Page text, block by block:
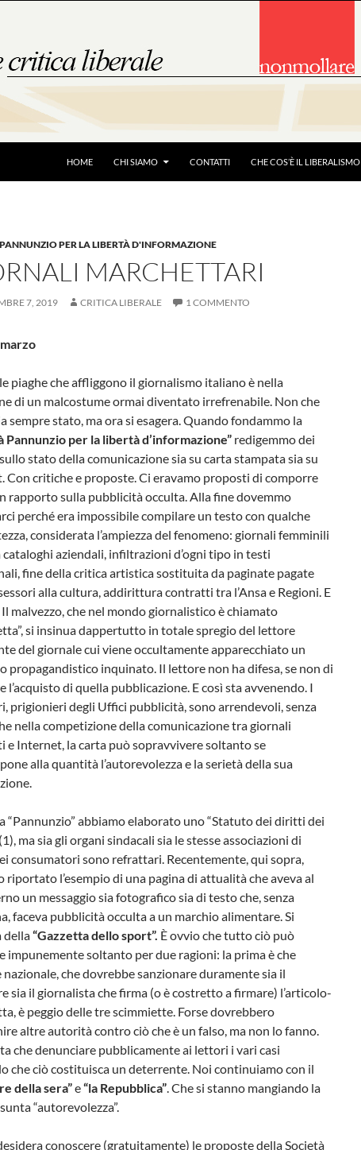
HOME CHI SIAMO CONTATTI CHE COS’È IL LIBERALISMO
PER LA LIBERTÀ D'INFORMAZIONE
MARCHETTARI
7, 2019 CRITICA LIBERALE 1 COMMENTO
piaghe che affliggono il giornalismo italiano è nella
di un malcostume ormai diventato irrefrenabile. Non che
sempre stato, ma ora si esagera. Quando fondammo la
Pannunzio per la libertà d’informazione” redigemmo dei
stato della comunicazione sia su carta stampata sia su
Con critiche e proposte. Ci eravamo proposti di comporre
rapporto sulla pubblicità occulta. Alla fine dovemmo
perché era impossibile compilare un testo con qualche
considerata l’ampiezza del fenomeno: giornali femminili
aziendali, infiltrazioni d’ogni tipo in testi
fine della critica artistica sostituita da paginate pagate
alla cultura, addirittura contratti tra l’Ansa e Regioni. E
Il malvezzo, che nel mondo giornalistico è chiamato
si insinua dappertutto in totale spregio del lettore
del giornale cui viene occultamente apparecchiato un
propagandistico inquinato. Il lettore non ha difesa, se non di
l’acquisto di quella pubblicazione. E così sta avvenendo. I
prigionieri degli Uffici pubblicità, sono arrendevoli, senza
nella competizione della comunicazione tra giornali
e Internet, la carta può sopravvivere soltanto se
alla quantità l’autorevolezza e la serietà della sua
“Pannunzio” abbiamo elaborato uno “Statuto dei diritti dei
ma sia gli organi sindacali sia le stesse associazioni di
consumatori sono refrattari. Recentemente, qui sopra,
riportato l’esempio di una pagina di attualità che aveva al
un messaggio sia fotografico sia di testo che, senza
faceva pubblicità occulta a un marchio alimentare. Si
della“Gazzetta dello sport”. È ovvio che tutto ciò può
impunemente soltanto per due ragioni: la prima è che
nazionale, che dovrebbe sanzionare duramente sia il
sia il giornalista che firma (o è costretto a firmare) l’articolo-
è peggio delle tre scimmiette. Forse dovrebbero
altre autorità contro ciò che è un falso, ma non lo fanno.
che denunciare pubblicamente ai lettori i vari casi
che ciò costituisca un deterrente. Noi continuiamo con il
della sera”e“la Repubblica”. Che si stanno mangiando la
“autorevolezza”.
conoscere (gratuitamente) le proposte della Società